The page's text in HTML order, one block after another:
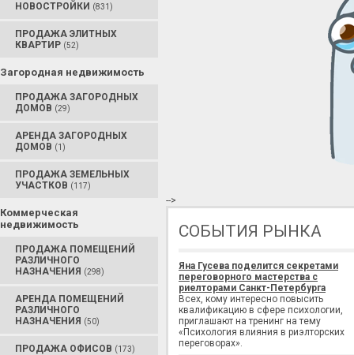
НОВОСТРОЙКИ (831)
ПРОДАЖА ЭЛИТНЫХ
КВАРТИР (52)
Загородная недвижимость
ПРОДАЖА ЗАГОРОДНЫХ
ДОМОВ (29)
АРЕНДА ЗАГОРОДНЫХ
ДОМОВ (1)
ПРОДАЖА ЗЕМЕЛЬНЫХ
УЧАСТКОВ (117)
Коммерческая
недвижимость
ПРОДАЖА ПОМЕЩЕНИЙ
РАЗЛИЧНОГО
НАЗНАЧЕНИЯ (298)
АРЕНДА ПОМЕЩЕНИЙ
РАЗЛИЧНОГО
НАЗНАЧЕНИЯ (50)
ПРОДАЖА ОФИСОВ (173)
-->
СОБЫТИЯ РЫНКА
Яна Гусева поделится секретами
переговорного мастерства с
риелторами Санкт-Петербурга
Всех, кому интересно повысить
квалификацию в сфере психологии,
приглашают на тренинг на тему
«Психология влияния в риэлторских
переговорах».